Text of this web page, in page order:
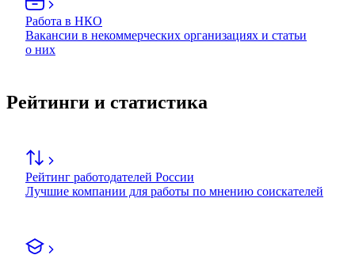
Работа в НКО
Вакансии в некоммерческих организациях и статьи
о них
Рейтинги и статистика
Рейтинг работодателей России
Лучшие компании для работы по мнению соискателей